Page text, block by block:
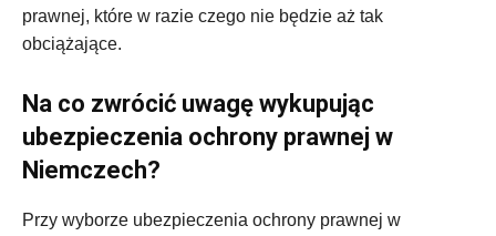
prawnej, które w razie czego nie będzie aż tak
obciążające.
Na co zwrócić uwagę wykupując
ubezpieczenia ochrony prawnej w
Niemczech?
Przy wyborze ubezpieczenia ochrony prawnej w